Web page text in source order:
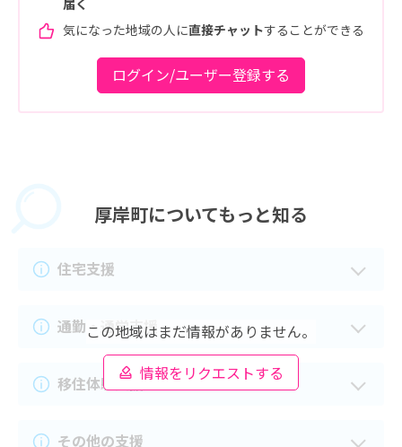
気になった地域の人に直接チャットすることができる
ログイン/ユーザー登録する
厚岸町についてもっと知る
この地域はまだ情報がありません。
情報をリクエストする
住宅支援
通勤・通学支援
移住体験支援
その他の支援